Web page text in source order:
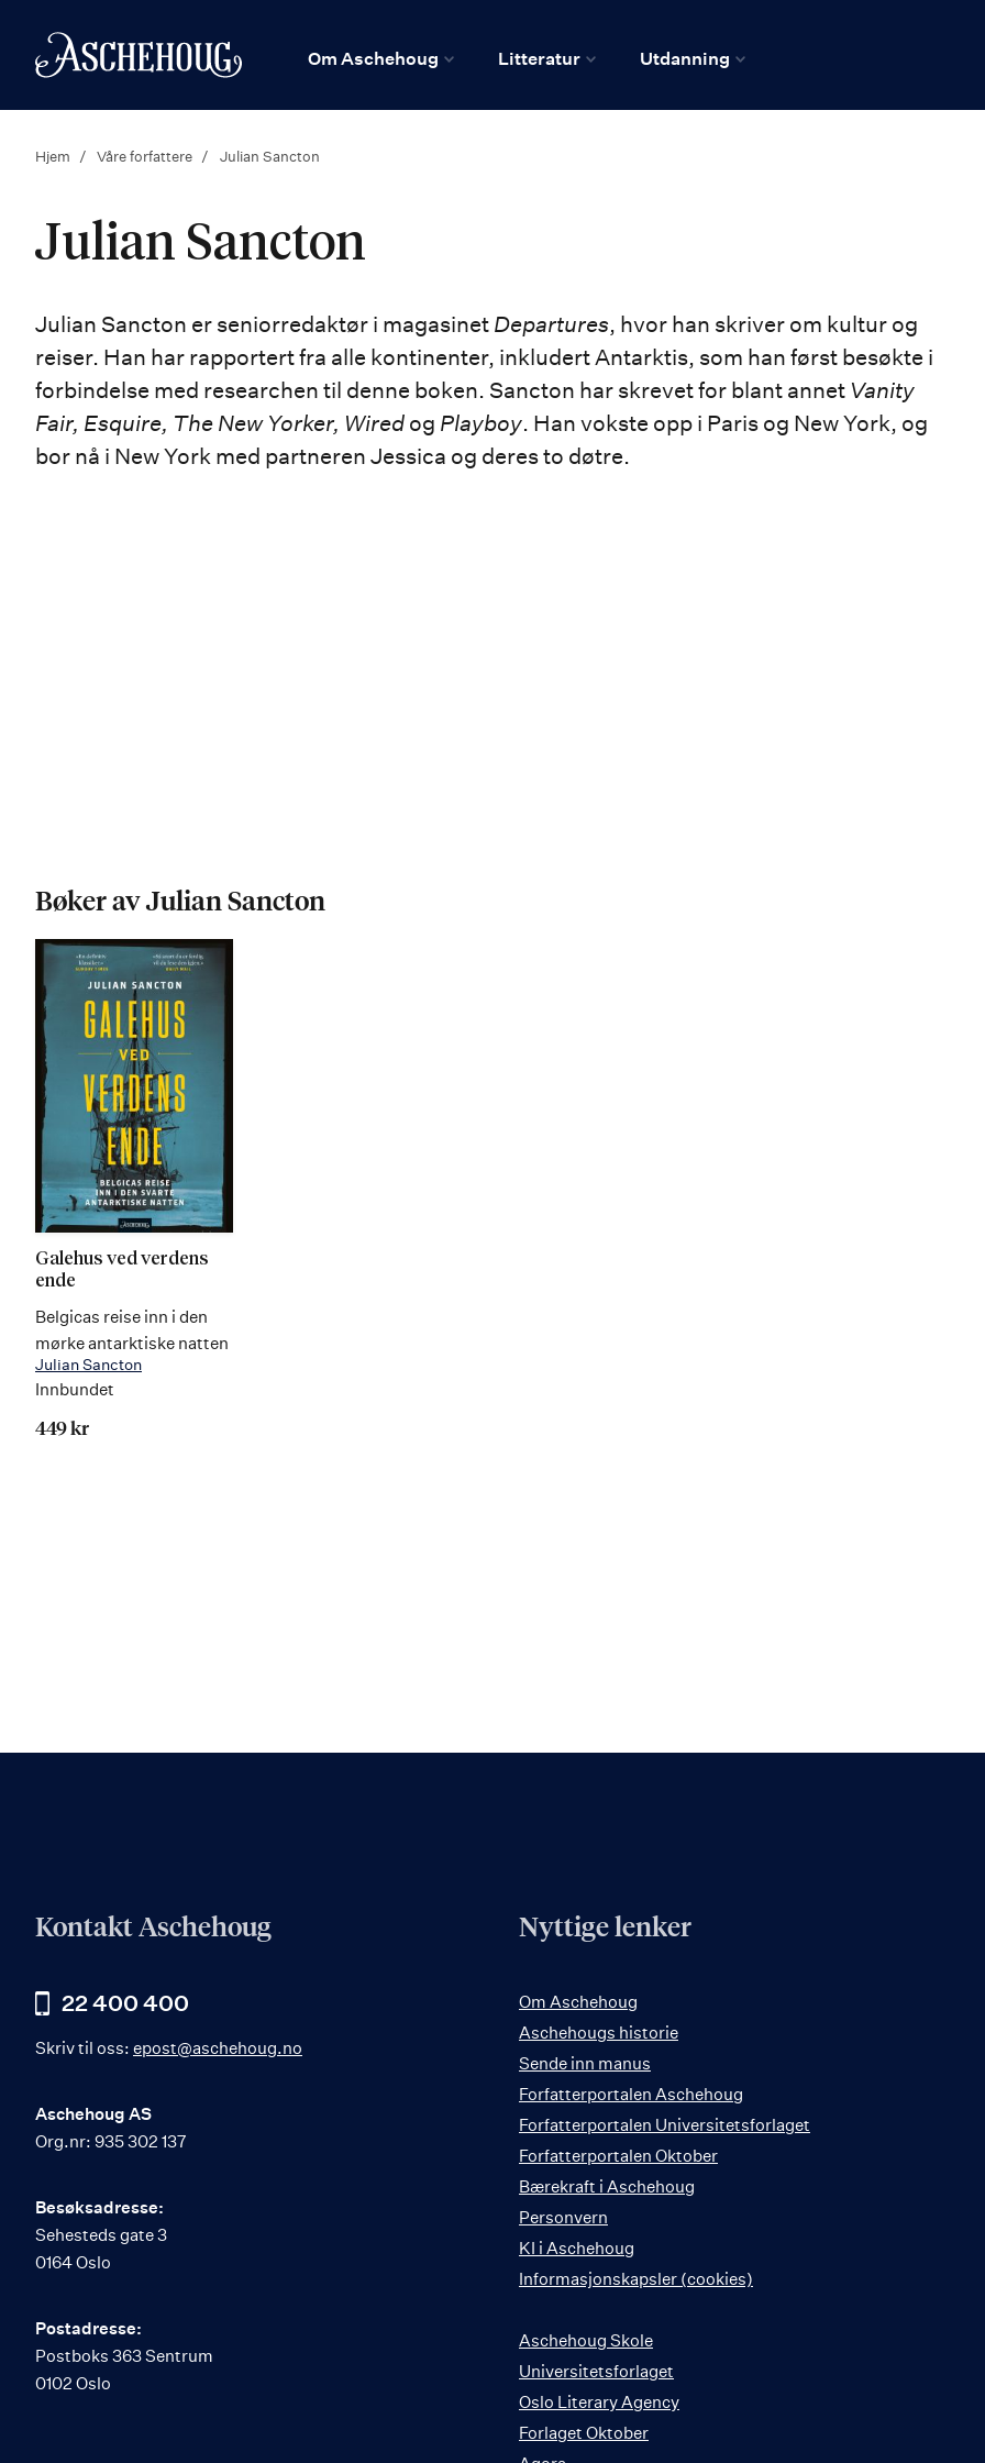
Hjem
Om Aschehoug Litteratur Utdanning
Hjem Våre forfattere Julian Sancton
Julian Sancton
Julian Sancton er seniorredaktør i magasinet Departures, hvor han skriver om kultur og
reiser. Han har rapportert fra alle kontinenter, inkludert Antarktis, som han først besøkte i
forbindelse med researchen til denne boken. Sancton har skrevet for blant annet Vanity
Fair, Esquire, The New Yorker, Wired og Playboy. Han vokste opp i Paris og New York, og
bor nå i New York med partneren Jessica og deres to døtre.
Bøker av Julian Sancton
Galehus ved verdens
ende
Belgicas reise inn i den
mørke antarktiske natten
Julian Sancton
Innbundet
449 kr
Kontakt Aschehoug
22 400 400
Skriv til oss: epost@aschehoug.no
Aschehoug AS
Org.nr: 935 302 137
Besøksadresse:
Sehesteds gate 3
0164 Oslo
Postadresse:
Postboks 363 Sentrum
0102 Oslo
Nyttige lenker
Om Aschehoug
Aschehougs historie
Sende inn manus
Forfatterportalen Aschehoug
Forfatterportalen Universitetsforlaget
Forfatterportalen Oktober
Bærekraft i Aschehoug
Personvern
KI i Aschehoug
Informasjonskapsler (cookies)
Aschehoug Skole
Universitetsforlaget
Oslo Literary Agency
Forlaget Oktober